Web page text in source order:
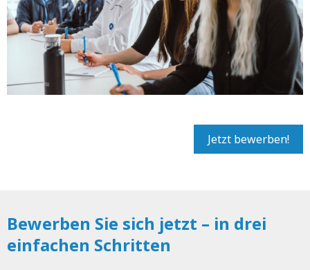
Jetzt bewerben!
Bewerben Sie sich jetzt – in drei
einfachen Schritten